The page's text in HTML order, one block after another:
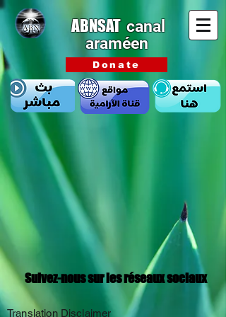
ABNSAT canal
araméen
Donate
Suivez-nous sur les réseaux sociaux
Translation Disclaimer